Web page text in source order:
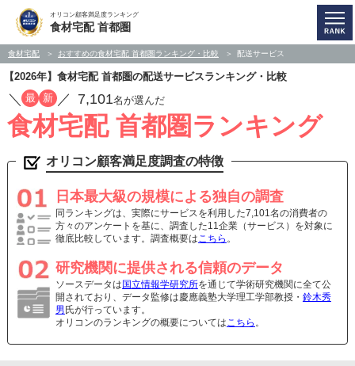
オリコン顧客満足度ランキング
食材宅配 首都圏
食材宅配 おすすめの食材宅配 首都圏ランキング・比較 配送サービス
【2026年】食材宅配 首都圏の配送サービスランキング・比較
／ 最 新 ／ 7,101名が選んだ
食材宅配 首都圏ランキング
オリコン顧客満足度調査の特徴
日本最大級の規模による独自の調査
同ランキングは、実際にサービスを利用した7,101名の消費者の
方々のアンケートを基に、調査した11企業（サービス）を対象に
徹底比較しています。調査概要はこちら 。
研究機関に提供される信頼のデータ
ソースデータは 国立情報学研究所を通じて学術研究機関に全て公
開されており、データ監修は慶應義塾大学理工学部教授・ 鈴木秀
男 氏が行っています。
オリコンのランキングの概要についてはこちら 。